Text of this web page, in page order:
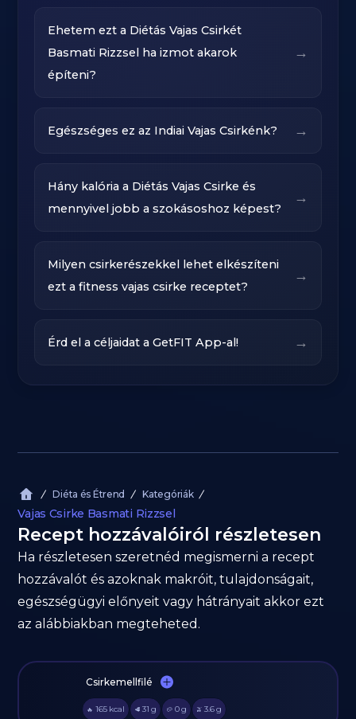
Ehetem ezt a Diétás Vajas Csirkét
Basmati Rizzsel ha izmot akarok
építeni?
→
Egészséges ez az Indiai Vajas Csirkénk? →
Hány kalória a Diétás Vajas Csirke és
mennyivel jobb a szokásoshoz képest?
→
Milyen csirkerészekkel lehet elkészíteni
ezt a fitness vajas csirke receptet?
→
Érd el a céljaidat a GetFIT App-al! →
Diéta és Étrend Kategóriák
Vajas Csirke Basmati Rizzsel
Recept hozzávalóiról részletesen
Ha részletesen szeretnéd megismerni a recept
hozzávalót és azoknak makróit, tulajdonságait,
egészségügyi előnyeit vagy hátrányait akkor ezt
az alábbiakban megteheted.
Csirkemellfilé
🔥 165 kcal 🥩 31 g 🥔 0g 🫒 3.6g